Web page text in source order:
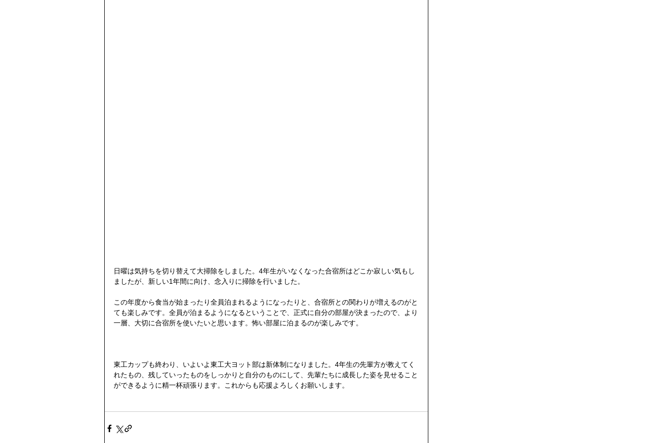
日曜は気持ちを切り替えて大掃除をしました。4年生がいなくなった合宿所はどこか寂しい気もし
ましたが、新しい1年間に向け、念入りに掃除を行いました。
この年度から食当が始まったり全員泊まれるようになったりと、合宿所との関わりが増えるのがと
ても楽しみです。全員が泊まるようになるということで、正式に自分の部屋が決まったので、より
一層、大切に合宿所を使いたいと思います。怖い部屋に泊まるのが楽しみです。
東工カップも終わり、いよいよ東工大ヨット部は新体制になりました。4年生の先輩方が教えてく
れたもの、残していったものをしっかりと自分のものにして、先輩たちに成長した姿を見せること
ができるように精一杯頑張ります。これからも応援よろしくお願いします。